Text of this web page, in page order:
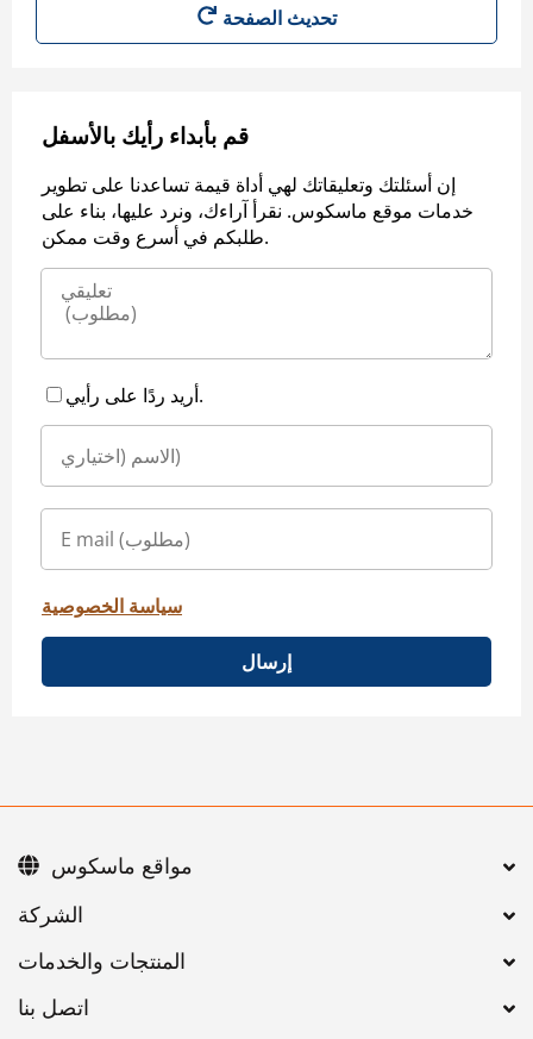
تحديث الصفحة
قم بأبداء رأيك بالأسفل
إن أسئلتك وتعليقاتك لهي أداة قيمة تساعدنا على تطوير
خدمات موقع ماسكوس. نقرأ آراءك، ونرد عليها، بناء على
طلبكم في أسرع وقت ممكن.
أريد ردًا على رأيي.
سياسة الخصوصية
إرسال
اتصل بنا
مواقع ماسكوس